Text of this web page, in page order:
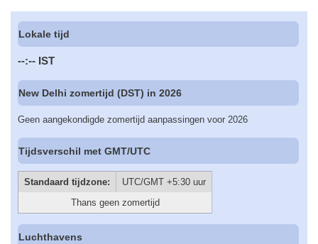
Lokale tijd
--:-- IST
New Delhi zomertijd (DST) in 2026
Geen aangekondigde zomertijd aanpassingen voor 2026
Tijdsverschil met GMT/UTC
Standaard tijdzone:
UTC/GMT +5:30 uur
Thans geen zomertijd
Luchthavens